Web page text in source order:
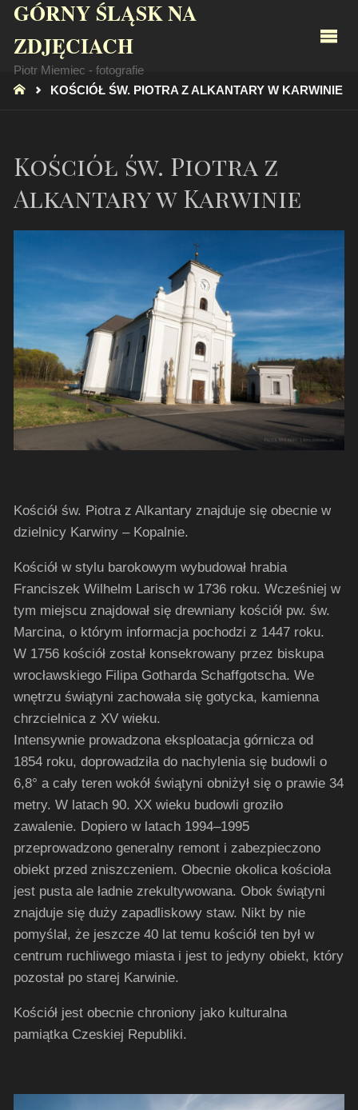
GÓRNY ŚLĄSK NA
ZDJĘCIACH
Piotr Miemiec - fotografie
STRONA
KOŚCIÓŁ ŚW. PIOTRA Z ALKANTARY W KARWINIE
Kościół św. Piotra z
Alkantary w Karwinie
Kościół św. Piotra z Alkantary znajduje się obecnie w
dzielnicy Karwiny – Kopalnie.
Kościół w stylu barokowym wybudował hrabia
Franciszek Wilhelm Larisch w 1736 roku. Wcześniej w
tym miejscu znajdował się drewniany kościół pw. św.
Marcina, o którym informacja pochodzi z 1447 roku.
W 1756 kościół został konsekrowany przez biskupa
wrocławskiego Filipa Gotharda Schaffgotscha. We
wnętrzu świątyni zachowała się gotycka, kamienna
chrzcielnica z XV wieku.
Intensywnie prowadzona eksploatacja górnicza od
1854 roku, doprowadziła do nachylenia się budowli o
6,8° a cały teren wokół świątyni obniżył się o prawie 34
metry. W latach 90. XX wieku budowli groziło
zawalenie. Dopiero w latach 1994–1995
przeprowadzono generalny remont i zabezpieczono
obiekt przed zniszczeniem. Obecnie okolica kościoła
jest pusta ale ładnie zrekultywowana. Obok świątyni
znajduje się duży zapadliskowy staw. Nikt by nie
pomyślał, że jeszcze 40 lat temu kościół ten był w
centrum ruchliwego miasta i jest to jedyny obiekt, który
pozostał po starej Karwinie.
Kościół jest obecnie chroniony jako kulturalna
pamiątka Czeskiej Republiki.